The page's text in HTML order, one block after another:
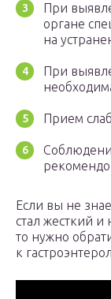
При
органе
на
При
Прием
Если вы не
стал жесткий
то нужно
к